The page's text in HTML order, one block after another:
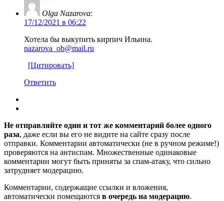
Olga Nazarova:
17/12/2021 в 06:22
Хотела бы выкупить кирпич Ильина.
nazarova_ob@mail.ru
[Цитировать]
Ответить
Не отправляйте один и тот же комментарий более одного
раза, даже если вы его не видите на сайте сразу после
отправки. Комментарии автоматически (не в ручном режиме!)
проверяются на антиспам. Множественные одинаковые
комментарии могут быть приняты за спам-атаку, что сильно
затрудняет модерацию.
Комментарии, содержащие ссылки и вложения,
автоматически помещаются в очередь на модерацию.